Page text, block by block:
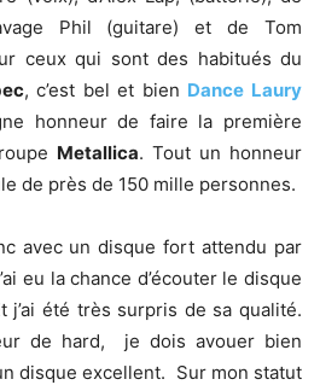
Phil (guitare) et de Tom
ceux qui sont des habitués du
, c’est bel et bien Dance Laury
honneur de faire la première
Metallica. Tout un honneur
de près de 150 mille personnes.
avec un disque fort attendu par
eu la chance d’écouter le disque
été très surpris de sa qualité.
de hard, je dois avouer bien
disque excellent. Sur mon statut